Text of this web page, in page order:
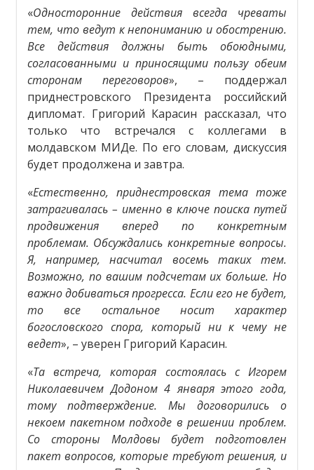
«Односторонние действия всегда чреваты
тем, что ведут к непониманию и обострению.
Все действия должны быть обоюдными,
согласованными и приносящими пользу обеим
сторонам переговоров», – поддержал
приднестровского Президента российский
дипломат. Григорий Карасин рассказал, что
только что встречался с коллегами в
молдавском МИДе. По его словам, дискуссия
будет продолжена и завтра.
«Естественно, приднестровская тема тоже
затрагивалась – именно в ключе поиска путей
продвижения вперед по конкретным
проблемам. Обсуждались конкретные вопросы.
Я, например, насчитал восемь таких тем.
Возможно, по вашим подсчетам их больше. Но
важно добиваться прогресса. Если его не будет,
то все остальное носит характер
богословского спора, который ни к чему не
ведет», – уверен Григорий Карасин.
«Та встреча, которая состоялась с Игорем
Николаевичем Додоном 4 января этого года,
тому подтверждение. Мы договорились о
некоем пакетном подходе в решении проблем.
Со стороны Молдовы будет подготовлен
пакет вопросов, которые требуют решения, и